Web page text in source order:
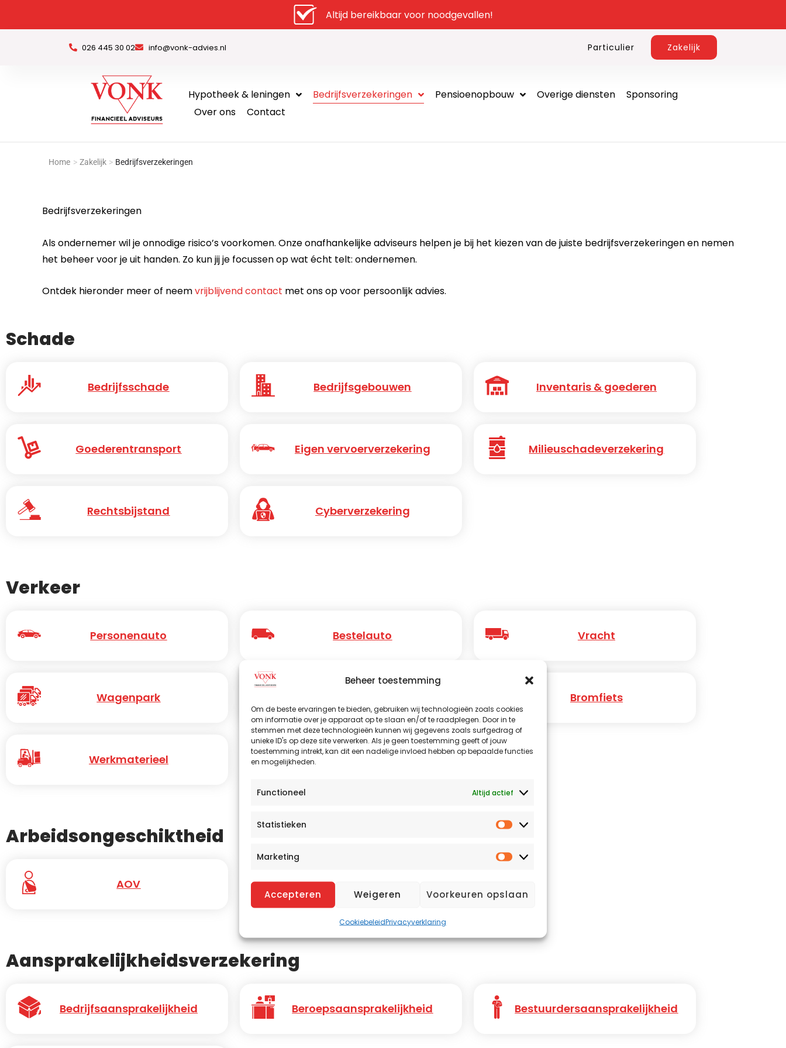
Beheer toestemming
Om de beste ervaringen te bieden, gebruiken wij technologieën zoals cookies
om informatie over je apparaat op te slaan en/of te raadplegen. Door in te
stemmen met deze technologieën kunnen wij gegevens zoals surfgedrag of
unieke ID's op deze site verwerken. Als je geen toestemming geeft of jouw
toestemming intrekt, kan dit een nadelige invloed hebben op bepaalde functies
en mogelijkheden.
Functioneel Altijd actief
Statistieken
Statistieken
Marketing
Marketing
Accepteren Weigeren Voorkeuren opslaan
CookiebeleidPrivacyverklaring
Altijd bereikbaar voor noodgevallen!
026 445 30 02 info@vonk-advies.nl Particulier Zakelijk
Hypotheek & leningen Bedrijfsverzekeringen Pensioenopbouw Overige diensten
Sponsoring
Over ons
Contact
Home > Zakelijk > Bedrijfsverzekeringen
Bedrijfsverzekeringen
Als ondernemer wil je onnodige risico’s voorkomen. Onze onafhankelijke adviseurs helpen je bij het kiezen van de juiste bedrijfsverzekeringen en nemen
het beheer voor je uit handen. Zo kun jij je focussen op wat écht telt: ondernemen.
Ontdek hieronder meer of neemvrijblijvend contact met ons op voor persoonlijk advies.
Schade
Bedrijfsschade Bedrijfsgebouwen Inventaris & goederen
Goederentransport Eigen vervoerverzekering Milieuschadeverzekering
Rechtsbijstand Cyberverzekering
Verkeer
Personenauto Bestelauto Vracht
Wagenpark Bromfiets
Werkmaterieel
Arbeidsongeschiktheid
AOV
Aansprakelijkheidsverzekering
Bedrijfsaansprakelijkheid Beroepsaansprakelijkheid Bestuurdersaansprakelijkheid